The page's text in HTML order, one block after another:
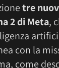
tre
2 di Meta,
con la
come